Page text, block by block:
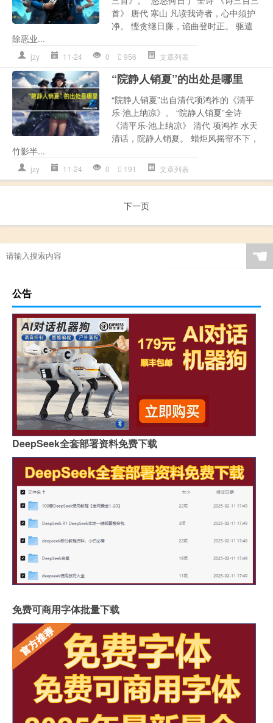
首》 唐代 寒山 凡读我诗者，心中须护
净。 悭贪继日廉，谄曲登时正。 驱遣
除恶业...
jzy 11-24 0 956 文章列表
“院静人销夏”的出处是哪里
“院静人销夏”出自清代项鸿祚的《清平
乐·池上纳凉》。 “院静人销夏”全诗
《清平乐·池上纳凉》 清代 项鸿祚 水天
清话，院静人销夏。 蜡炬风摇帘不下，
竹影半...
jzy 11-24 0 191 文章列表
下一页
☚
公告
DeepSeek全套部署资料免费下载
免费可商用字体批量下载